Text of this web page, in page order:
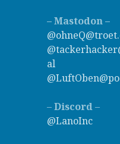
– Mastodon –
al
–Discord–
@LanoInc